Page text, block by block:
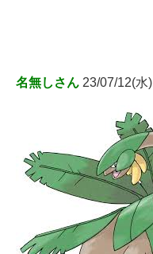
名無しさん 23/07/12(水)